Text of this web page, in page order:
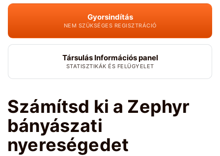
Gyorsindítás
NEM SZÜKSÉGES REGISZTRÁCIÓ
Társulás Információs panel
STATISZTIKÁK ÉS FELÜGYELET
Számítsd ki a Zephyr
bányászati
nyereségedet